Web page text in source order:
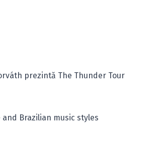
prezintă The Thunder Tour
and Brazilian music styles